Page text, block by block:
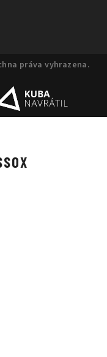
práva vyhrazena.